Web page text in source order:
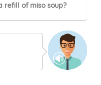
refill of miso soup?